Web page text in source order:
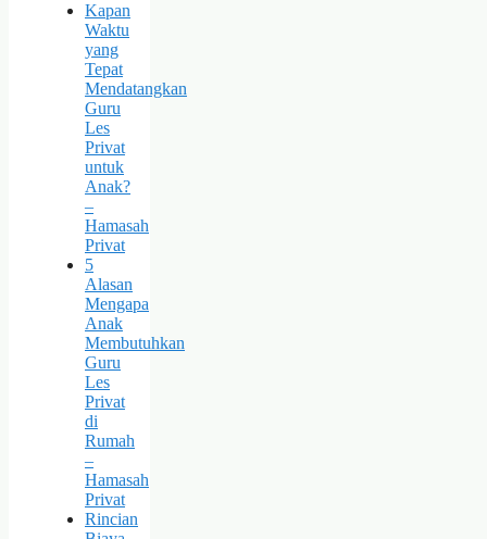
Kapan
Waktu
yang
Tepat
Mendatangkan
Guru
Les
Privat
untuk
Anak?
–
Hamasah
Privat
5
Alasan
Mengapa
Anak
Membutuhkan
Guru
Les
Privat
di
Rumah
–
Hamasah
Privat
Rincian